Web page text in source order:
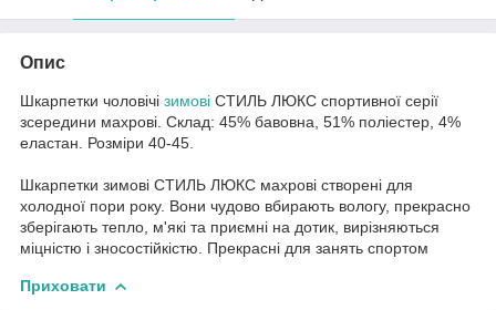
Опис
Шкарпетки чоловічі зимові СТИЛЬ ЛЮКС спортивної серії
зсередини махрові. Склад: 45% бавовна, 51% поліестер, 4%
еластан. Розміри 40-45.
Шкарпетки зимові СТИЛЬ ЛЮКС махрові створені для
холодної пори року. Вони чудово вбирають вологу, прекрасно
зберігають тепло, м'які та приємні на дотик, вирізняються
міцністю і зносостійкістю. Прекрасні для занять спортом
Приховати